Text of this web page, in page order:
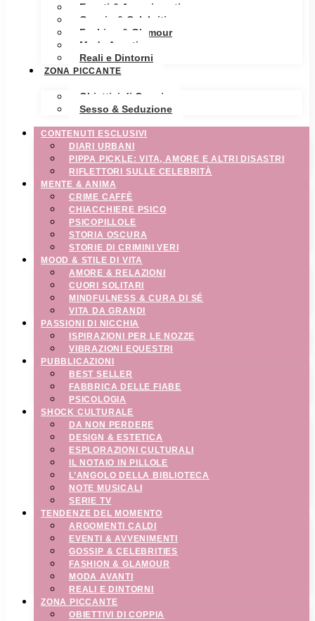
Eventi & Avvenimenti
Gossip & Celebrities
Fashion & Glamour
Moda Avanti
Reali e Dintorni
ZONA PICCANTE
Obiettivi di Coppia
Sesso & Seduzione
CONTENUTI ESCLUSIVI
DIARI URBANI
PIPPA PICKLE: VITA, AMORE E ALTRI DISASTRI
RIFLETTORI SULLE CELEBRITÀ
MENTE & ANIMA
CRIME CAFFÈ
CHIACCHIERE PSICO
PSICOPILLOLE
STORIA OSCURA
STORIE DI CRIMINI VERI
MOOD & STILE DI VITA
AMORE & RELAZIONI
CUORI SOLITARI
MINDFULNESS & CURA DI SÉ
VITA DA GRANDI
PASSIONI DI NICCHIA
ISPIRAZIONI PER LE NOZZE
VIBRAZIONI EQUESTRI
PUBBLICAZIONI
BEST SELLER
FABBRICA DELLE FIABE
PSICOLOGIA
SHOCK CULTURALE
DA NON PERDERE
DESIGN & ESTETICA
ESPLORAZIONI CULTURALI
IL NOTAIO IN PILLOLE
L’ANGOLO DELLA BIBLIOTECA
NOTE MUSICALI
SERIE TV
TENDENZE DEL MOMENTO
ARGOMENTI CALDI
EVENTI & AVVENIMENTI
GOSSIP & CELEBRITIES
FASHION & GLAMOUR
MODA AVANTI
REALI E DINTORNI
ZONA PICCANTE
OBIETTIVI DI COPPIA